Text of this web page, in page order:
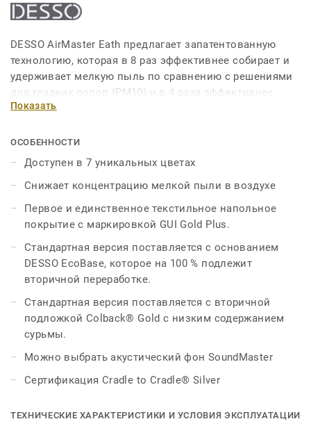
DESSO AirMaster Eath предлагает запатентованную
технологию, которая в 8 раз эффективнее собирает и
удерживает мелкую пыль по сравнению с решениями
для гладких полов (PM10) и в 4 раза эффективнее
классических ковров (PM10). AirMaster Earth доступен
пять нейтральных оттенков и два ярких акцентных
цвета. Каждая панель переплетена черной нитью, что
придает полу характер рисунка, а также драматичный и
рельефный вид. AirMaster Earth можно комбинировать
с AirMaster Tones, что позволяет дизайнерам
создавать зоны и дорожки в открытых пространствах
центральным деталям в конференц-залах и приемных.
Обе коллекции поставляются в упаковке с подложкой
EcoBase™, которая содержит как минимум 75%
материалов, пригодных для вторичной переработки, в
соответствии с принципами сертификации Cradle to
Earth и Tones также поставляются с Colback® Gold,
основной подложкой, которая содержит на 95 %
ограниченные запасы сурьмы и обеспечивает более
Показать
ОСОБЕННОСТИ
Доступен в 7 уникальных цветах
Снижает концентрацию мелкой пыли в воздухе
Первое и единственное текстильное напольное
покрытие с маркировкой GUI Gold Plus.
Стандартная версия поставляется с основанием
DESSO EcoBase, которое на 100 % подлежит
вторичной переработке.
Стандартная версия поставляется с вторичной
подложкой Colback® Gold с низким содержанием
сурьмы.
Можно выбрать акустический фон SoundMaster
Сертификация Cradle to Cradle® Silver
ТЕХНИЧЕСКИЕ ХАРАКТЕРИСТИКИ И УСЛОВИЯ ЭКСПЛУАТАЦИИ